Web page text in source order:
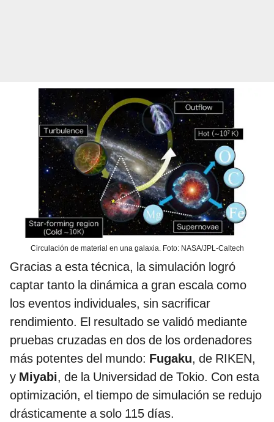
Circulación de material en una galaxia. Foto: NASA/JPL-Caltech
Gracias a esta técnica, la simulación logró
captar tanto la dinámica a gran escala como
los eventos individuales, sin sacrificar
rendimiento. El resultado se validó mediante
pruebas cruzadas en dos de los ordenadores
más potentes del mundo: Fugaku, de RIKEN,
y Miyabi, de la Universidad de Tokio. Con esta
optimización, el tiempo de simulación se redujo
drásticamente a solo 115 días.